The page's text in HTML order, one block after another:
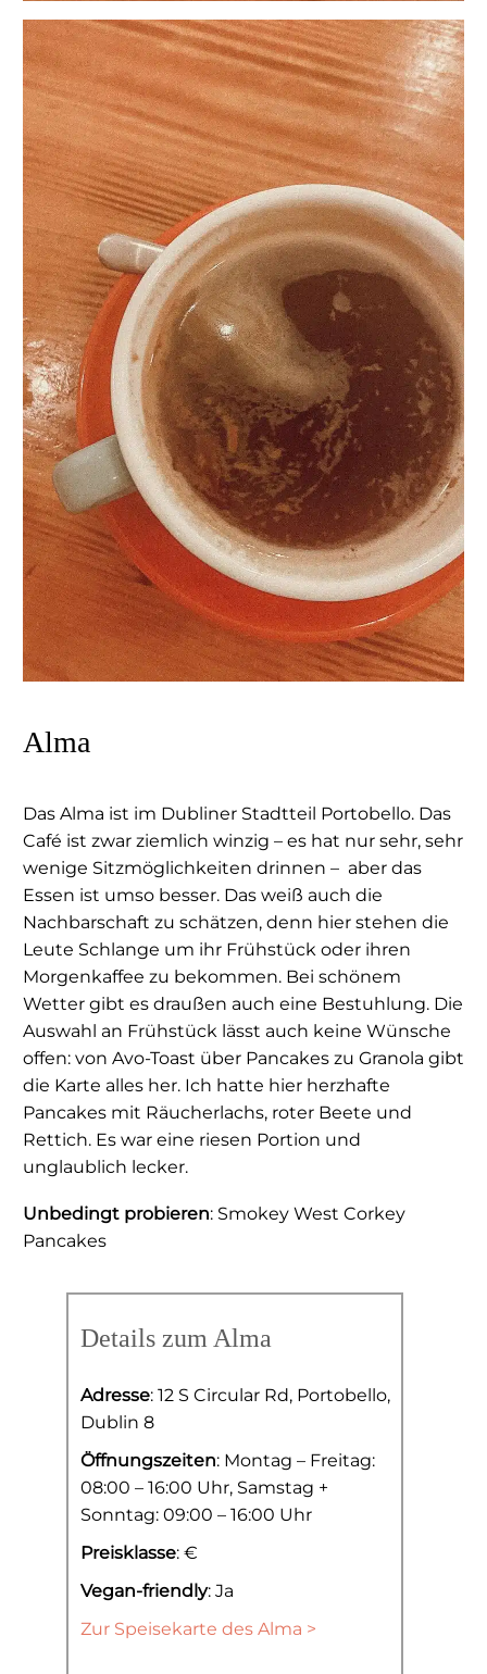
Alma
Das Alma ist im Dubliner Stadtteil Portobello. Das
Café ist zwar ziemlich winzig – es hat nur sehr, sehr
wenige Sitzmöglichkeiten drinnen – aber das
Essen ist umso besser. Das weiß auch die
Nachbarschaft zu schätzen, denn hier stehen die
Leute Schlange um ihr Frühstück oder ihren
Morgenkaffee zu bekommen. Bei schönem
Wetter gibt es draußen auch eine Bestuhlung. Die
Auswahl an Frühstück lässt auch keine Wünsche
offen: von Avo-Toast über Pancakes zu Granola gibt
die Karte alles her. Ich hatte hier herzhafte
Pancakes mit Räucherlachs, roter Beete und
Rettich. Es war eine riesen Portion und
unglaublich lecker.
Unbedingt probieren: Smokey West Corkey
Pancakes
Details zum Alma
Adresse: 12 S Circular Rd, Portobello,
Dublin 8
Öffnungszeiten: Montag – Freitag:
08:00 – 16:00 Uhr, Samstag +
Sonntag: 09:00 – 16:00 Uhr
Preisklasse: €
Vegan-friendly: Ja
Zur Speisekarte des Alma >